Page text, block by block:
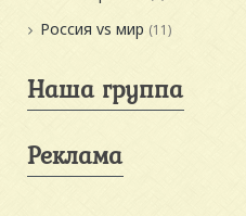
Россия vs мир (11)
Наша группа
Реклама